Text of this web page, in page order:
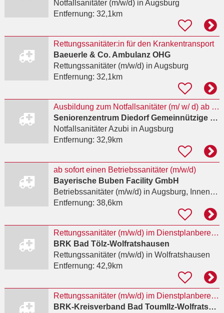
Notfallsanitäter (m/w/d)in Augsburg
Entfernung: 32,1km
Rettungssanitäter:in für den Krankentransport
Baeuerle & Co. Ambulanz OHG
Rettungssanitäter (m/w/d)in Augsburg
Entfernung: 32,1km
Ausbildung zum Notfallsanitäter (m/ w/ d) ab Oktober 2027
Seniorenzentrum Diedorf Gemeinnützige Pflege- und Dienstleistungs GmbH
Notfallsanitäter Azubi in Augsburg
Entfernung: 32,9km
ab sofort einen Betriebssanitäter (m/w/d)
Bayerische Buben Facility GmbH
Betriebssanitäter (m/w/d)in Augsburg, Innenstadt
Entfernung: 38,6km
Rettungssanitäter (m/w/d) im Dienstplanbereich Nord
BRK Bad Tölz-Wolfratshausen
Rettungssanitäter (m/w/d)in Wolfratshausen
Entfernung: 42,9km
Rettungssanitäter (m/w/d) im Dienstplanbereich Nord
BRK-Kreisverband Bad Toumllz-Wolfratshausen